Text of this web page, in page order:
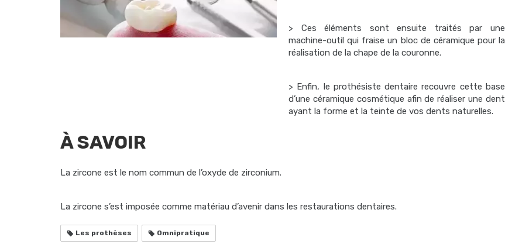
> Ces éléments sont ensuite traités par une
machine-outil qui fraise un bloc de céramique pour la
réalisation de la chape de la couronne.
> Enfin, le prothésiste dentaire recouvre cette base
d’une céramique cosmétique afin de réaliser une dent
ayant la forme et la teinte de vos dents naturelles.
À SAVOIR
La zircone est le nom commun de l’oxyde de zirconium.
La zircone s’est imposée comme matériau d’avenir dans les restaurations dentaires.
Les prothèses Omnipratique